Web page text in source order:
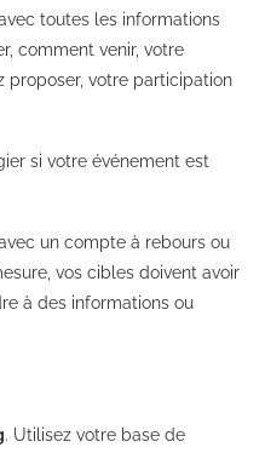
toutes les informations
comment venir, votre
proposer, votre participation
si votre événement est
un compte à rebours ou
vos cibles doivent avoir
à des informations ou
. Utilisez votre base de